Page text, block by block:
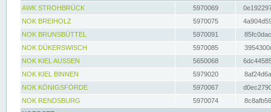
AWK STROHBRÜCK
5970069
NOK BREIHOLZ
5970075
NOK BRUNSBÜTTEL
5970091
NOK DÜKERSWISCH
5970085
NOK KIEL AUSSEN
5650068
NOK KIEL BINNEN
5979020
NOK KÖNIGSFÖRDE
5970067
NOK RENDSBURG
5970074